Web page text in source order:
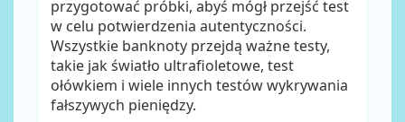
przygotować próbki, abyś mógł przejść test
w celu potwierdzenia autentyczności.
Wszystkie banknoty przejdą ważne testy,
takie jak światło ultrafioletowe, test
ołówkiem i wiele innych testów wykrywania
fałszywych pieniędzy.